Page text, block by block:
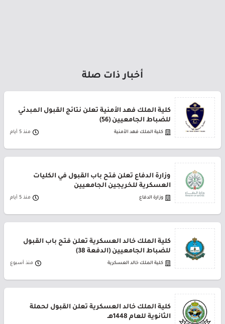
أخبار ذات صلة
كلية الملك فهد الأمنية تعلن نتائج القبول المبدئي
للضباط الجامعيين (56)
كلية الملك فهد الأمنية منذ 5 أيام
وزارة الدفاع تعلن فتح باب القبول في الكليات
العسكرية للخريجين الجامعيين
وزارة الدفاع منذ 5 أيام
كلية الملك خالد العسكرية تعلن فتح باب القبول
للضباط الجامعيين (الدفعة 38)
كلية الملك خالد العسكرية منذ أسبوع
كلية الملك خالد العسكرية تعلن القبول لحملة
الثانوية للعام 1448هـ